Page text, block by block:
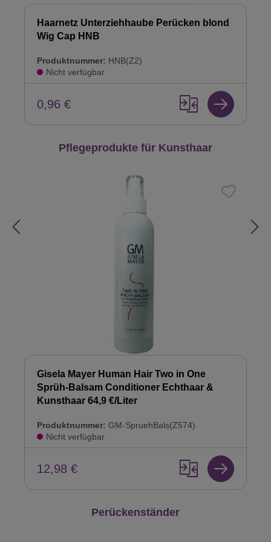
Haarnetz Unterziehhaube Perücken blond
Wig Cap HNB
Produktnummer: HNB(Z2)
Nicht verfügbar
0,96 €
Produktgalerie überspringen
Pflegeprodukte für Kunsthaar
Gisela Mayer Human Hair Two in One
Sprüh-Balsam Conditioner Echthaar &
Kunsthaar 64,9 €/Liter
Produktnummer: GM-SpruehBals(Z574)
Nicht verfügbar
12,98 €
Produktgalerie überspringen
Perückenständer